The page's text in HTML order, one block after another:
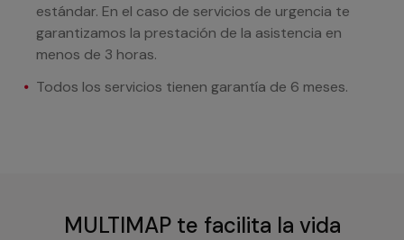
estándar. En el caso de servicios de urgencia te
garantizamos la prestación de la asistencia en
menos de 3 horas.
Todos los servicios tienen garantía de 6 meses.
MULTIMAP te facilita la vida